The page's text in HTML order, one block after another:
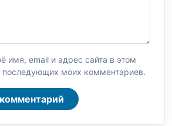
имя, email и адрес сайта в этом
последующих моих комментариев.